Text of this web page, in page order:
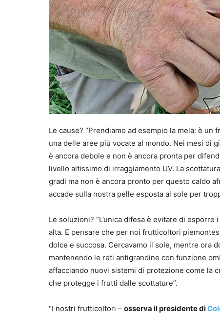
Le cause? “Prendiamo ad esempio la mela: è
una delle aree più vocate al mondo. Nei mesi di
è ancora debole e non è ancora pronta per
livello altissimo di irraggiamento UV. La
gradi ma non è ancora pronto per questo caldo
accade sulla nostra pelle esposta al sole per
Le soluzioni? “L’unica difesa è evitare di
alta. E pensare che per noi frutticoltori
dolce e succosa. Cercavamo il sole, mentre ora
mantenendo le reti antigrandine con funzione
affacciando nuovi sistemi di protezione come la
che protegge i frutti dalle scottature”.
“I nostri frutticoltori – osserva il presidente di